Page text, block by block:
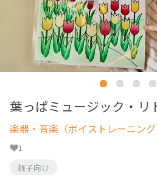
葉っぱミュージック・リ
楽器・音楽（ボイストレーニング
1
親子向け